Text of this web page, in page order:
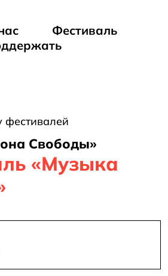
Фестиваль
фестивалей
Свободы»
«Музыка